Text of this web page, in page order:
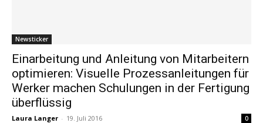
Newsticker
Einarbeitung und Anleitung von Mitarbeitern
optimieren: Visuelle Prozessanleitungen für
Werker machen Schulungen in der Fertigung
überflüssig
Laura Langer - 19. Juli 2016 0